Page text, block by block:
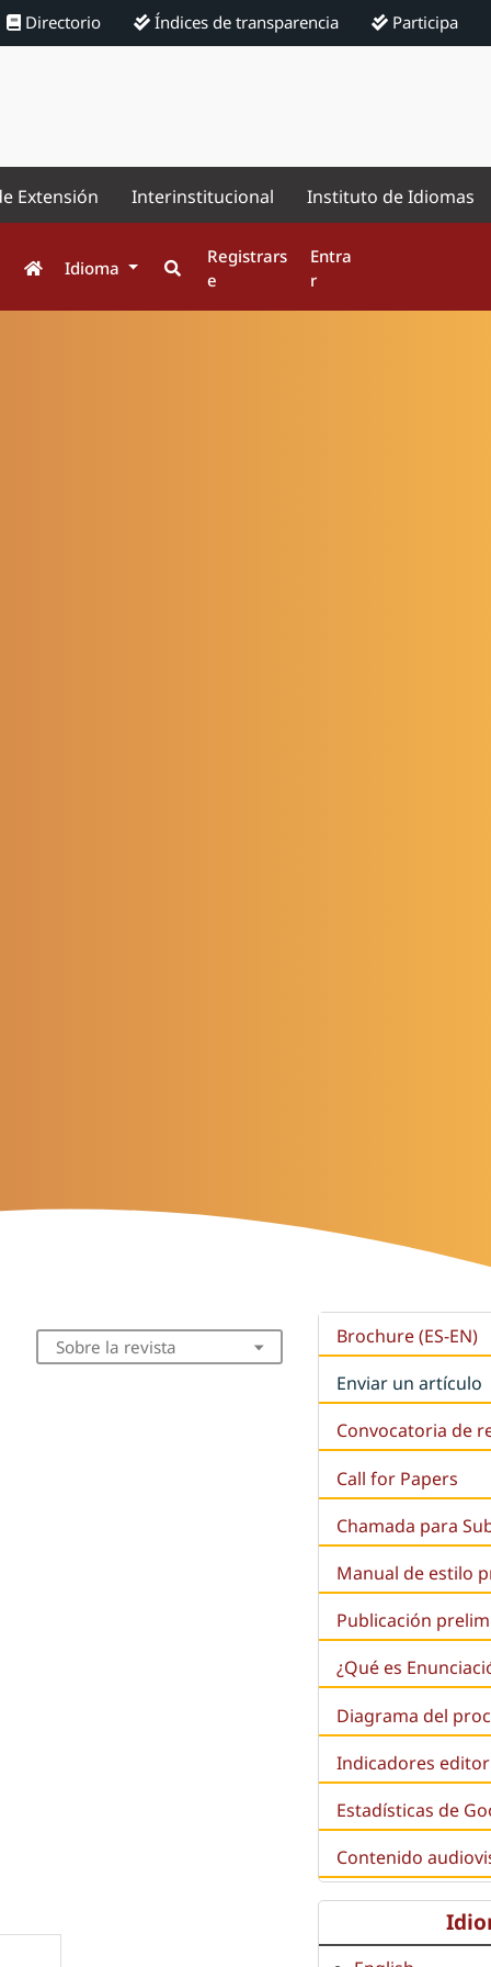
Directorio Índices de transparencia Participa
Extensión Interinstitucional Instituto de Idiomas
Idioma
Registrars
e
Entra
r
Sobre la revista
Brochure (ES-EN)
Enviar un artículo
Convocatoria de
Call for Papers
Chamada para
Manual de estilo
Publicación
¿Qué es
Diagrama del
Indicadores
Estadísticas de
Contenido